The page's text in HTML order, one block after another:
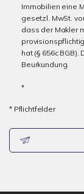
Immobilien eine
gesetzl. MwSt.
dass der Makler
hat (§ 656c
Beurkundung.
*
* Pflichtfelder